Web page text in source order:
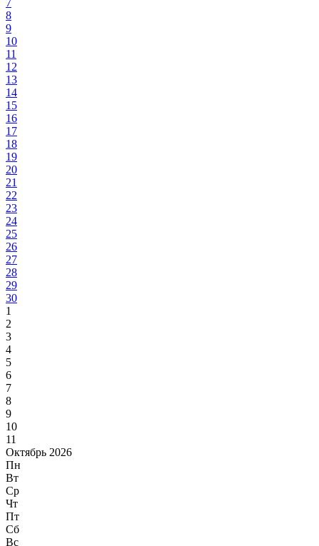
7
8
9
10
11
12
13
14
15
16
17
18
19
20
21
22
23
24
25
26
27
28
29
30
1
2
3
4
5
6
7
8
9
10
11
Октябрь 2026
Пн
Вт
Ср
Чт
Пт
Сб
Вс